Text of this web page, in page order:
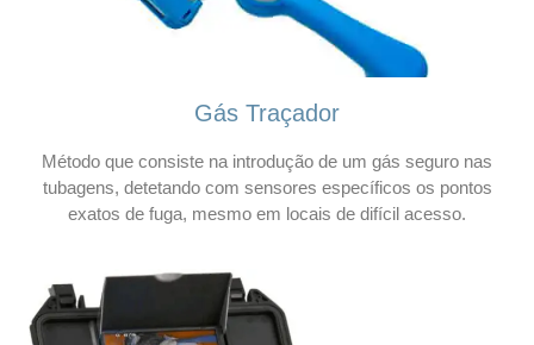
Gás Traçador
Método que consiste na introdução de um gás seguro nas
tubagens, detetando com sensores específicos os pontos
exatos de fuga, mesmo em locais de difícil acesso.